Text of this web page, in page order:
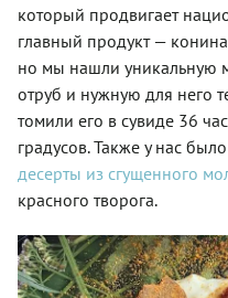
который продвигает
главный продукт —
но мы нашли уникальную
отруб и нужную для него
томили его в сувиде 36
градусов. Также у нас
десерты из сгущенного
красного творога.